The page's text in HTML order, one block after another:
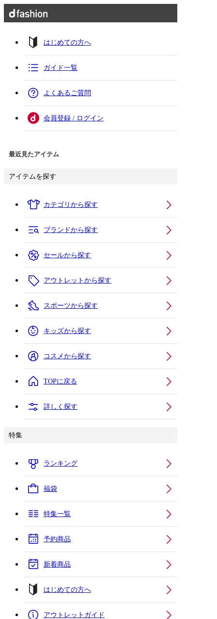
はじめての方へ
ガイド一覧
よくあるご質問
会員登録 / ログイン
最近見たアイテム
アイテムを探す
カテゴリから探す
ブランドから探す
セールから探す
アウトレットから探す
スポーツから探す
キッズから探す
コスメから探す
TOPに戻る
詳しく探す
特集
ランキング
福袋
特集一覧
予約商品
新着商品
はじめての方へ
アウトレットガイド